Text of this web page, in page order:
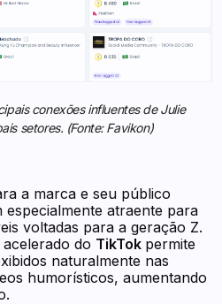
conexões influentes de Julie
setores. (Fonte: Favikon)
a marca e seu público
atraente para
voltadas para a geração Z.
do TikTok permite
naturalmente nas
humorísticos, aumentando